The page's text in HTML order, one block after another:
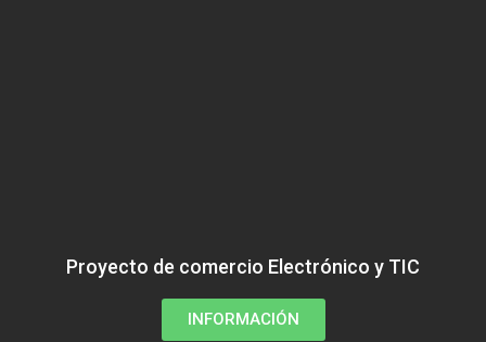
Proyecto de comercio Electrónico y TIC
INFORMACIÓN